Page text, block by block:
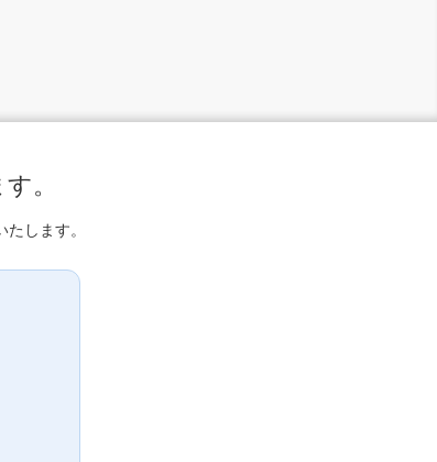
。
たします。